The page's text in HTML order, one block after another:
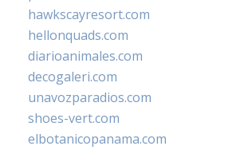
hawkscayresort.com
hellonquads.com
diarioanimales.com
decogaleri.com
unavozparadios.com
shoes-vert.com
elbotanicopanama.com